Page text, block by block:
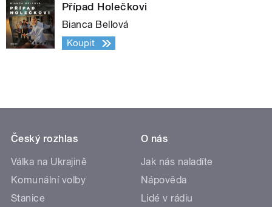
Případ Holečkovi
Bianca Bellová
Koupit
Český rozhlas
Válka na Ukrajině
Komunální volby
Stanice
O nás
Jak nás naladíte
Nápověda
Lidé v rádiu